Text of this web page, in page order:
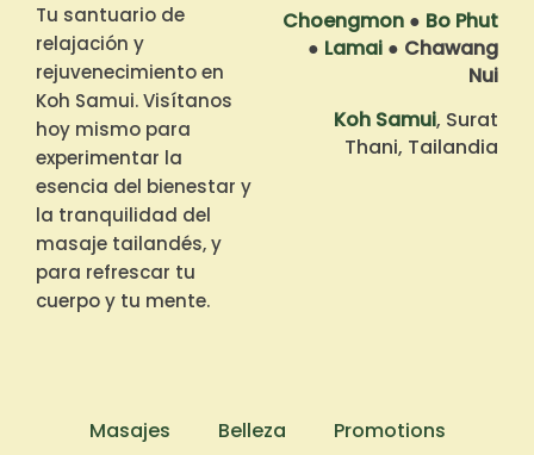
Tu santuario de
relajación y
rejuvenecimiento en
Koh Samui. Visítanos
hoy mismo para
experimentar la
esencia del bienestar y
la tranquilidad del
masaje tailandés, y
para refrescar tu
cuerpo y tu mente.
Choengmon ● Bo Phut
● Lamai ● Chawang
Nui
Koh Samui, Surat
Thani, Tailandia
Masajes Belleza Promotions